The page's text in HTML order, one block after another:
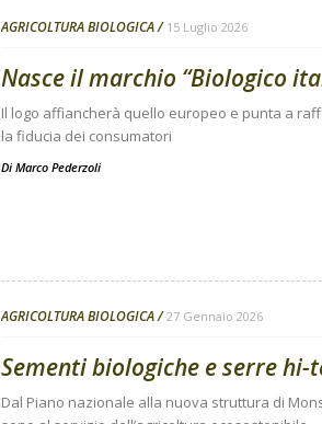
AGRICOLTURA BIOLOGICA 15 Luglio 2026
Nasce il marchio “Biologico
Il logo affiancherà quello europeo e punta a
la fiducia dei consumatori
Di Marco Pederzoli
AGRICOLTURA BIOLOGICA 27 Gennaio 2026
Sementi biologiche e serre
Dal Piano nazionale alla nuova struttura di